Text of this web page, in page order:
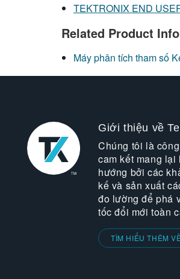
TEKTRONIX END
Related Product
Máy phân tích tham số
Giới thiệu về
Chúng tôi là
cam kết mang
hướng bởi các
kế và sản xuất
đo lường để phá
tốc đổi mới toàn
TÌM HIỂU THÊM